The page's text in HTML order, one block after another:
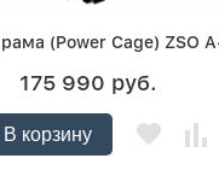
(Power Cage) ZSO
175 990 руб.
В корзину